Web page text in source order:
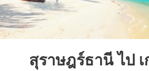
สุราษฎร์ธานี ไป